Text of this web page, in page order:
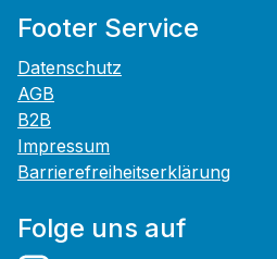
Footer Service
Datenschutz
AGB
B2B
Impressum
Barrierefreiheitserklärung
Folge uns auf